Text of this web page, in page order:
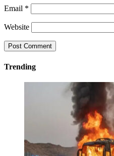
Email *
Website
Trending